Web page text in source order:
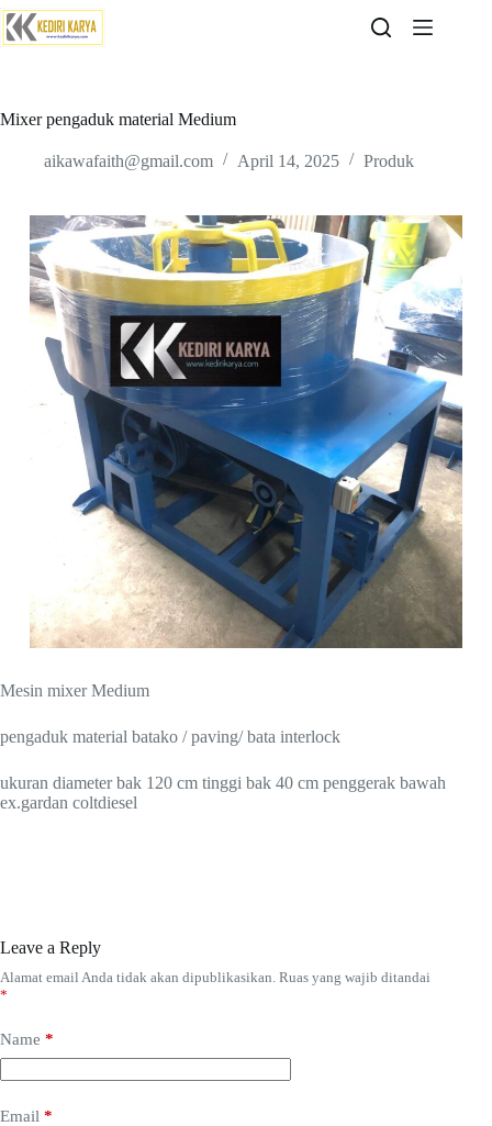
Skip
to
content
Mixer pengaduk material Medium
aikawafaith@gmail.com April 14, 2025 Produk
Mesin mixer Medium
pengaduk material batako / paving/ bata interlock
ukuran diameter bak 120 cm tinggi bak 40 cm penggerak bawah
ex.gardan coltdiesel
Leave a Reply
Alamat email Anda tidak akan dipublikasikan. Ruas yang wajib ditandai
*
Name *
Email *